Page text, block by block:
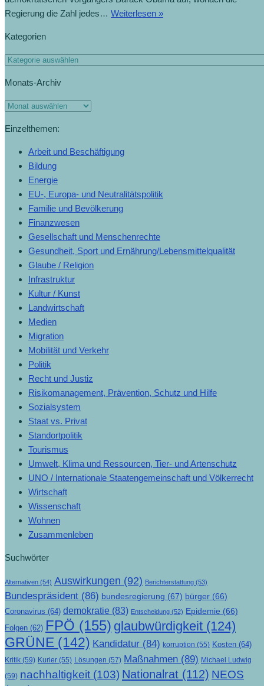
Regierung die Zahl jedes… Weiterlesen »
Kategorien
Monats-Archiv
Einzelthemen:
Arbeit und Beschäftigung
Bildung
Energie
EU-, Europa- und Neutralitätspolitik
Familie und Bevölkerung
Finanzwesen
Gesellschaft und Menschenrechte
Gesundheit, Sport und Ernährung/Lebensmittelqualität
Glaube / Religion
Infrastruktur
Kultur / Kunst
Landwirtschaft
Medien
Migration
Mobilität und Verkehr
Politik
Recht und Justiz
Risikomanagement, Prävention, Schutz und Hilfe
Sozialsystem
Staat vs. Privat
Standortpolitik
Tourismus
Umwelt, Klima und Ressourcen, Tier- und Artenschutz
UNO / Internationale Staatengemeinschaft und Völkerrecht
Wirtschaft
Wissenschaft
Wohnen
Zusammenleben
Suchwörter
Alternativen (54) Auswirkungen (92) Berichterstattung (53)
Bundespräsident (86) bundesregierung (67) bürger (66)
Coronavirus (64) demokratie (83) Entscheidung (52) Epidemie (66)
Folgen (62) FPÖ (155) glaubwürdigkeit (124)
GRÜNE (142) Kandidatur (84) korruption (55) Kosten (64)
Kritik (59) Kurier (55) Lösungen (57) Maßnahmen (89) Michael Ludwig
(59) nachhaltigkeit (103) Nationalrat (112) NEOS